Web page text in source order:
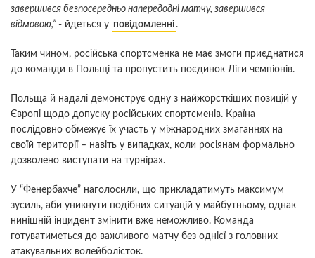
завершився безпосередньо напередодні матчу, завершився
відмовою,” - йдеться у повідомленні .
Таким чином, російська спортсменка не має змоги приєднатися
до команди в Польщі та пропустить поєдинок Ліги чемпіонів.
Польща й надалі демонструє одну з найжорсткіших позицій у
Європі щодо допуску російських спортсменів. Країна
послідовно обмежує їх участь у міжнародних змаганнях на
своїй території – навіть у випадках, коли росіянам формально
дозволено виступати на турнірах.
У “Фенербахче” наголосили, що прикладатимуть максимум
зусиль, аби уникнути подібних ситуацій у майбутньому, однак
нинішній інцидент змінити вже неможливо. Команда
готуватиметься до важливого матчу без однієї з головних
атакувальних волейболісток.